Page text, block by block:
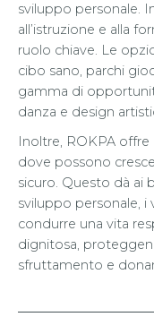
sviluppo personale.
all’istruzione e alla
ruolo chiave. Le
cibo sano, parchi
gamma di
danza e design
Inoltre, ROKPA
dove possono
sicuro. Questo dà ai
sviluppo personale, i
condurre una vita
dignitosa,
sfruttamento e